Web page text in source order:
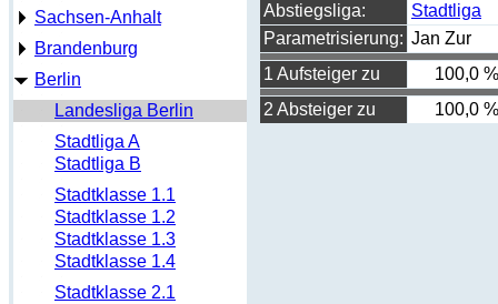
Sachsen-Anhalt
Brandenburg
Berlin
Landesliga Berlin
Stadtliga A
Stadtliga B
Stadtklasse 1.1
Stadtklasse 1.2
Stadtklasse 1.3
Stadtklasse 1.4
Stadtklasse 2.1
Abstiegsliga:
Stadtliga
Parametrisierung: Jan Zur
1 Aufsteiger zu
100,0 %
2 Absteiger zu
100,0 %